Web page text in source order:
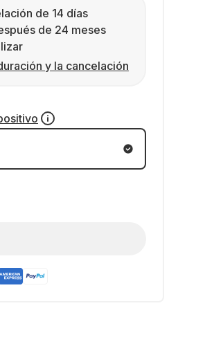
de 14 días
de 24 meses
y la cancelación